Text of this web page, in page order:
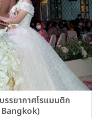
รรยากาศโรแมนติก
Bangkok)